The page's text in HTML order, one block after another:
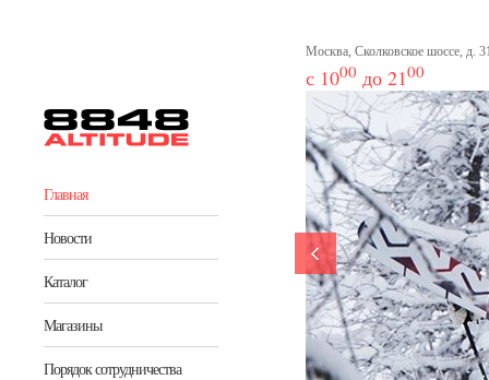
Главная
Новости
Каталог
Магазины
Порядок сотрудничества
Москва, Сколковское шоссе, д.
с 1000 до 2100